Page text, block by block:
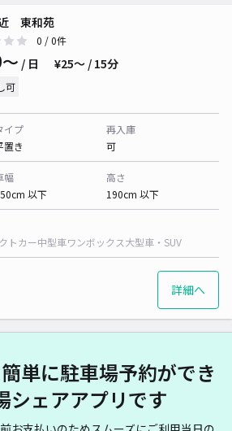
東和苑
0 / 0件
/ 日 ¥25〜 / 15分
可
イプ
置き
再入庫
可
幅
以下
高さ
190cm 以下
トカー中型車ワンボックス大型車・SUV
詳細へ
単に駐車場予約ができ
シェアアプリです